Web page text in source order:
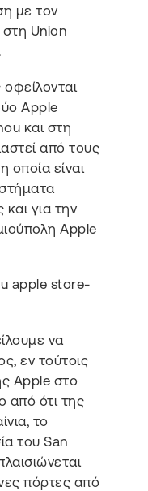
με τον
στη Union
οφείλονται
Apple
και στη
από τους
οποία είναι
για την
Apple
να
εν τούτοις
Apple στο
από ότι της
το
του San
πόρτες από